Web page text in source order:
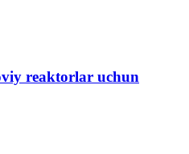
reaktorlar uchun